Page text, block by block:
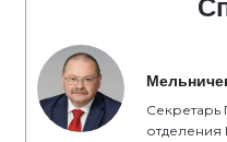
Секретарь
отделения